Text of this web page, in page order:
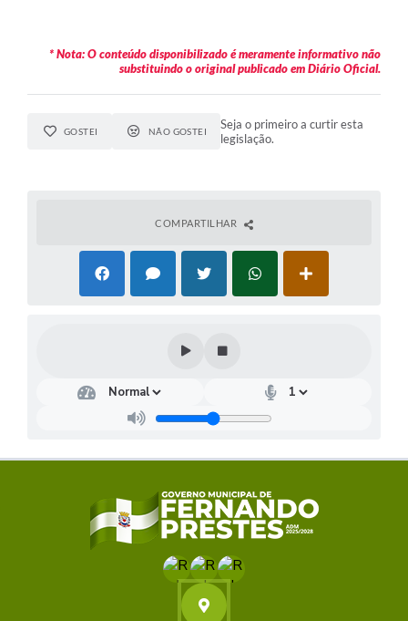
* Nota: O conteúdo disponibilizado é meramente informativo não
substituindo o original publicado em Diário Oficial.
GOSTEI NÃO GOSTEI
Seja o primeiro a curtir esta
legislação.
COMPARTILHAR